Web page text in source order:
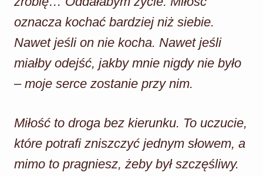
oznacza kochać bardziej niż siebie.
Nawet jeśli on nie kocha. Nawet jeśli
miałby odejść, jakby mnie nigdy nie było
– moje serce zostanie przy nim.
Miłość to droga bez kierunku. To uczucie,
które potrafi zniszczyć jednym słowem, a
mimo to pragniesz, żeby był szczęśliwy.